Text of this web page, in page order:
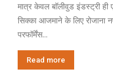
मात्र केवल बॉलीवुड इंडस्ट्री
सिक्का आजमाने के लिए
परफॉर्मेंस...
Read more